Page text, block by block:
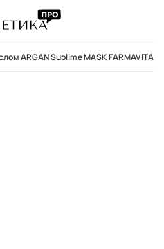
ARGAN Sublime MASK FARMAVITA